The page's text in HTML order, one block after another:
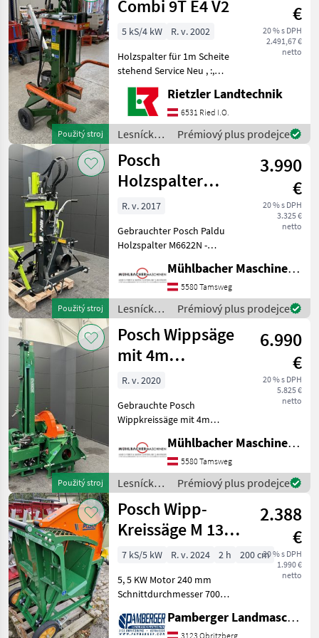
Použitý stroj
Combi 9T E4 V2
€
20 % s DPH
2.491,67 €
netto
5 kS/4 kW
R. v. 2002
Holzspalter für 1m Scheite
stehend Service Neu , :,
Lesnícke a drevárske stroje
Štiepací strojRietzler Landtechnik
6531 Ried I.O.
Lesnícke a
drevárske
stroje /
Posch
Prémiový plus prodejce
Použitý stroj
Posch
Holzspalter
Paldu M6622N,
gebraucht
3.990
€
20 % s DPH
3.325 €
netto
R. v. 2017
Gebrauchter Posch Paldu
Holzspalter M6622N -
Kraftbedarf: 14kW - max.
Stempelgeschwindigkeit
Vorlauf Stufe 1/2 cm/s 7/14
- max. Stempelgesc
Mühlbacher Maschinen GmbH
5580 Tamsweg
Lesnícke a
drevárske
stroje /
Posch
Prémiový plus prodejce
Použitý stroj
Posch Wippsäge
mit 4m
Förderband
M1365SWF4,
gebraucht
6.990
€
20 % s DPH
5.825 €
netto
R. v. 2020
Gebrauchte Posch
Wippkreissäge mit 4m
Zapfwellenantrieb -
Gelenkwelle -
Hartmetallblatt - 4m
Förderband - Baujahr 2020 -
Eigengewicht
Mühlbacher Maschinen GmbH
5580 Tamsweg
Lesnícke a
drevárske
stroje /
Posch
Prémiový plus prodejce
Posch Wipp-
Kreissäge M 136
HSW
2.388
€
20 % s DPH
1.990 €
netto
7 kS/5 kW R. v. 2024 2 h
200 cm
5, 5 KW Motor 240 mm
Schnittdurchmesser 700
Transporträder
Pamberger Landmaschinentechnik GmbH
3123 Obritzberg